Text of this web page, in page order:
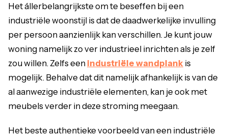
Het állerbelangrijkste om te beseffen bij een
industriële woonstijl is dat de daadwerkelijke invulling
per persoon aanzienlijk kan verschillen. Je kunt jouw
woning namelijk zo ver industrieel inrichten als je zelf
zou willen. Zelfs een industriële wandplank is
mogelijk. Behalve dat dit namelijk afhankelijk is van de
al aanwezige industriële elementen, kan je ook met
meubels verder in deze stroming meegaan.
Het beste authentieke voorbeeld van een industriële